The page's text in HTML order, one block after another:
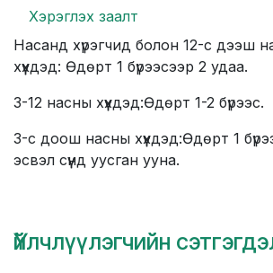
Хэрэглэх заалт
Насанд хүрэгчид болон 12-с дээш
хүүхдэд: Өдөрт 1 бүрээсээр 2 удаа.
3-12 насны хү​үхдэд:Өдөрт 1-2 бүрээс.
3-с доош насны хүүхдэд:Өдөрт 1
эсвэл сүүнд уусган ууна.
Үйлчлүүлэгчийн